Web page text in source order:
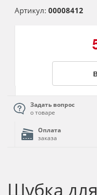
Артикул: 00008412
Задать вопрос
о товаре
Оплата
заказа
Шубка